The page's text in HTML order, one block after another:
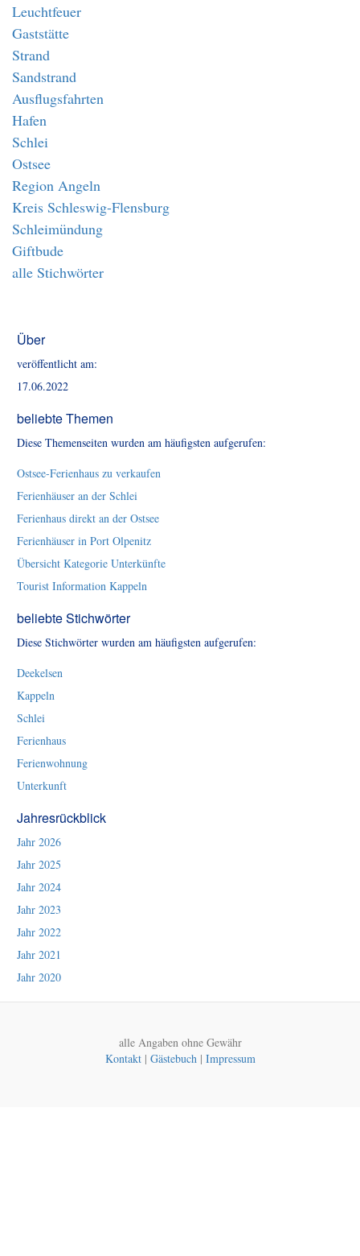
Leuchtfeuer
Gaststätte
Strand
Sandstrand
Ausflugsfahrten
Hafen
Schlei
Ostsee
Region Angeln
Kreis Schleswig-Flensburg
Schleimündung
Giftbude
alle Stichwörter
Über
veröffentlicht am:
17.06.2022
beliebte Themen
Diese Themenseiten wurden am häufigsten aufgerufen:
Ostsee-Ferienhaus zu verkaufen
Ferienhäuser an der Schlei
Ferienhaus direkt an der Ostsee
Ferienhäuser in Port Olpenitz
Übersicht Kategorie Unterkünfte
Tourist Information Kappeln
beliebte Stichwörter
Diese Stichwörter wurden am häufigsten aufgerufen:
Deekelsen
Kappeln
Schlei
Ferienhaus
Ferienwohnung
Unterkunft
Jahresrückblick
Jahr 2026
Jahr 2025
Jahr 2024
Jahr 2023
Jahr 2022
Jahr 2021
Jahr 2020
alle Angaben ohne Gewähr
Kontakt| Gästebuch| Impressum